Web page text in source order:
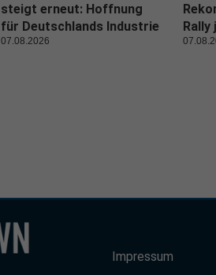
steigt erneut: Hoffnung
für Deutschlands Industrie
07.08.2026
Impressum